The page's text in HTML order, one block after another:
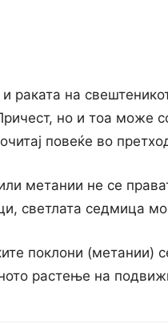
раката на
но и тоа може
повеќе во
метании не се
светлата седмица
поклони (метании)
растење на